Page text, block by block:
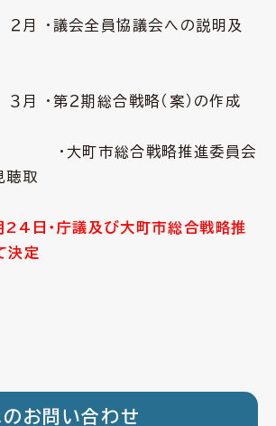
全員協議会への説明及
期総合戦略（案）の作成
総合戦略推進委員会
聴取
24日・庁議及び大町市総合戦略推
決定
お問い合わせ